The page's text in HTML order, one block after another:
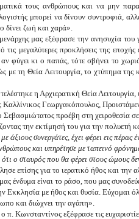
τους ανθρώπους και να μην
μπορεί να δίνουν συντροφιά,
ζωή και χαρά».
μας εξέφρασε την ανησυχία
τις μεγαλύτερες προκλήσεις της
φύγει κι ο παπάς, τότε σβήνει το
με τη Θεία Λειτουργία, το χτύπημα της
η Αρχιερατική Θεία
Καλλίνικος Γεωργακόπουλος,
ο Σεβασμιώτατος προέβη στη
την εκτίμησή του για την πολυετή
άξιους συνεργάτες, έχει φέρει εις
και υπηρέτησε με ταπεινό
ο σταυρός που θα φέρει στους ώμους
επίσης για το ιερατικό ήθος και την
ένδυμα είναι το ράσο, που μας
Εκκλησία με ήθος και θυσία. Εύχομαι
και διώχνει την αγάπη».
π. Κωνσταντίνος εξέφρασε τις